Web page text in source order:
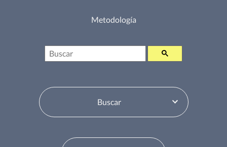
Metodología
Buscar
Selector de tabla de contenidos